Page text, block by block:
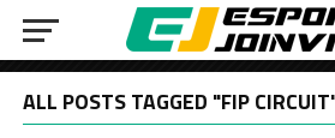
ALL POSTS TAGGED "FIP